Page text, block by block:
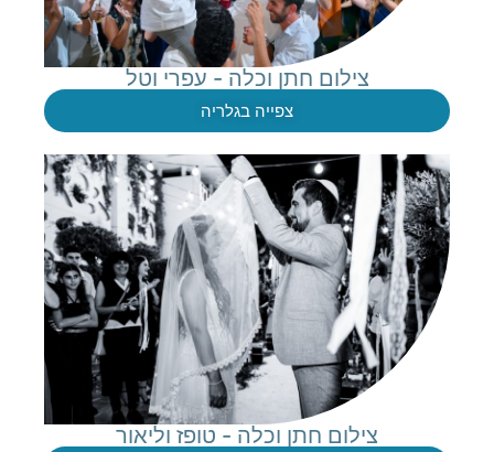
צילום חתן וכלה - עפרי וטל
צפייה בגלריה
צילום חתן וכלה - טופז וליאור